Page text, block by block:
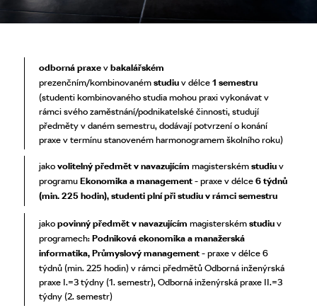
odborná praxevbakalářském
prezenčním/kombinovanémstudiuv délce1 semestru
(studenti kombinovaného studia mohou praxi vykonávat v
rámci svého zaměstnání/podnikatelské činnosti, studují
předměty v daném semestru, dodávají potvrzení o konání
praxe v termínu stanoveném harmonogramem školního roku)
jakovolitelný předmět v navazujícím magisterskémstudiuv
programuEkonomika a management- praxe v délce6 týdnů
(min. 225 hodin), studenti plní při studiu v rámci semestru
jakopovinný předmětv navazujícímmagisterskémstudiuv
programech:Podniková ekonomika a manažerská
informatika, Průmyslový management- praxe v délce 6
týdnů (min. 225 hodin) v rámci předmětů Odborná inženýrská
praxe I.=3 týdny (1. semestr), Odborná inženýrská praxe II.=3
týdny (2. semestr)